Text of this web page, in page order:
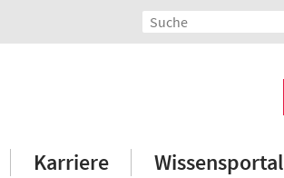
Karriere Wissensportal